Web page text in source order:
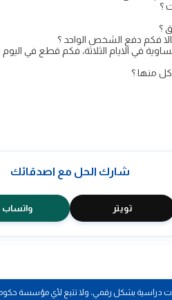
شارك الحل مع اصدقائك
تويتر واتساب
بشكل رقمي، ولا تتبع لأي مؤسسة حكومية